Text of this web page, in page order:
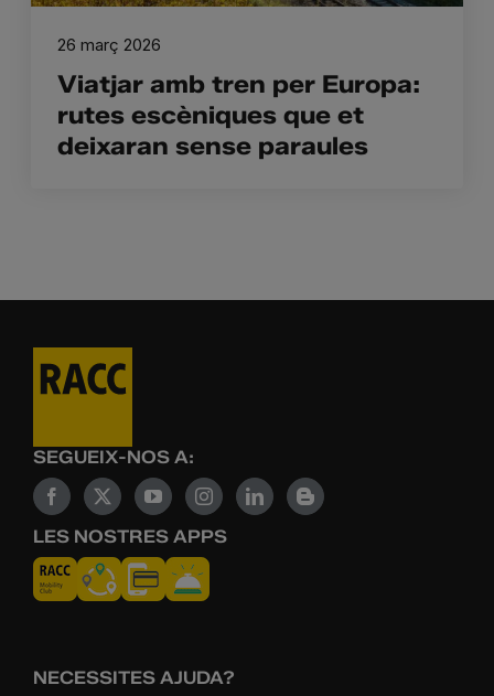
Viatjar amb tren per Europa:
rutes escèniques que et
deixaran sense paraules
26 març 2026
SEGUEIX-NOS A:
LES NOSTRES APPS
NECESSITES AJUDA?